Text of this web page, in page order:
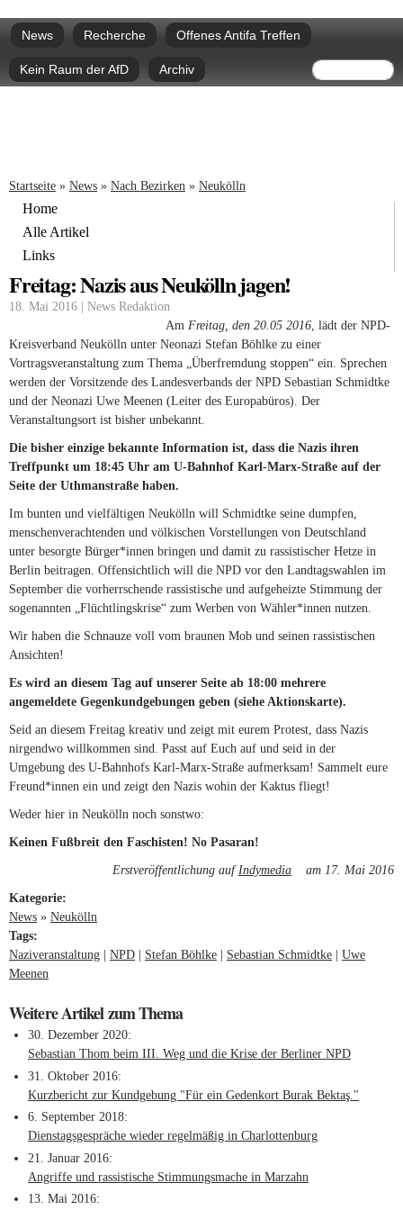
zum
Hauptmenü
News Recherche Offenes Antifa Treffen
Kein Raum der AfD Archiv Suche
Sie sind hier
Startseite » News » Nach Bezirken » Neukölln
Home
Alle Artikel
Links
Freitag: Nazis aus Neukölln jagen!
18. Mai 2016 | News Redaktion
Am Freitag, den 20.05 2016, lädt der NPD-
Kreisverband Neukölln unter Neonazi Stefan Böhlke zu einer
Vortragsveranstaltung zum Thema „Überfremdung stoppen“ ein. Sprechen
werden der Vorsitzende des Landesverbands der NPD Sebastian Schmidtke
und der Neonazi Uwe Meenen (Leiter des Europabüros). Der
Veranstaltungsort ist bisher unbekannt.
Die bisher einzige bekannte Information ist, dass die Nazis ihren
Treffpunkt um 18:45 Uhr am U-Bahnhof Karl-Marx-Straße auf der
Seite der Uthmanstraße haben.
Im bunten und vielfältigen Neukölln will Schmidtke seine dumpfen,
menschenverachtenden und völkischen Vorstellungen von Deutschland
unter besorgte Bürger*innen bringen und damit zu rassistischer Hetze in
Berlin beitragen. Offensichtlich will die NPD vor den Landtagswahlen im
September die vorherrschende rassistische und aufgeheizte Stimmung der
sogenannten „Flüchtlingskrise“ zum Werben von Wähler*innen nutzen.
Wir haben die Schnauze voll vom braunen Mob und seinen rassistischen
Ansichten!
Es wird an diesem Tag auf unserer Seite ab 18:00 mehrere
angemeldete Gegenkundgebungen geben (siehe Aktionskarte).
Seid an diesem Freitag kreativ und zeigt mit eurem Protest, dass Nazis
nirgendwo willkommen sind. Passt auf Euch auf und seid in der
Umgebung des U-Bahnhofs Karl-Marx-Straße aufmerksam! Sammelt eure
Freund*innen ein und zeigt den Nazis wohin der Kaktus fliegt!
Weder hier in Neukölln noch sonstwo:
Keinen Fußbreit den Faschisten! No Pasaran!
Erstveröffentlichung aufIndymedia (link is external)
am 17. Mai 2016
Kategorie:
News » Neukölln
Tags:
Naziveranstaltung
NPD Stefan Böhlke Sebastian Schmidtke
Uwe
Meenen
Weitere Artikel zum Thema
30. Dezember 2020
Sebastian Thom beim III. Weg und die Krise der Berliner NPD
31. Oktober 2016
Kurzbericht zur Kundgebung "Für ein Gedenkort Burak Bektaş."
6. September 2018
Dienstagsgespräche wieder regelmäßig in Charlottenburg
21. Januar 2016
Angriffe und rassistische Stimmungsmache in Marzahn
13. Mai 2016